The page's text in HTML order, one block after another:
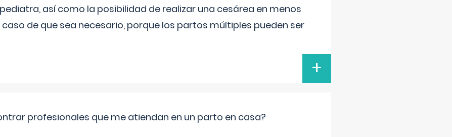
así como la posibilidad de realizar una cesárea en menos
de que sea necesario, porque los partos múltiples pueden ser
+
profesionales que me atiendan en un parto en casa?